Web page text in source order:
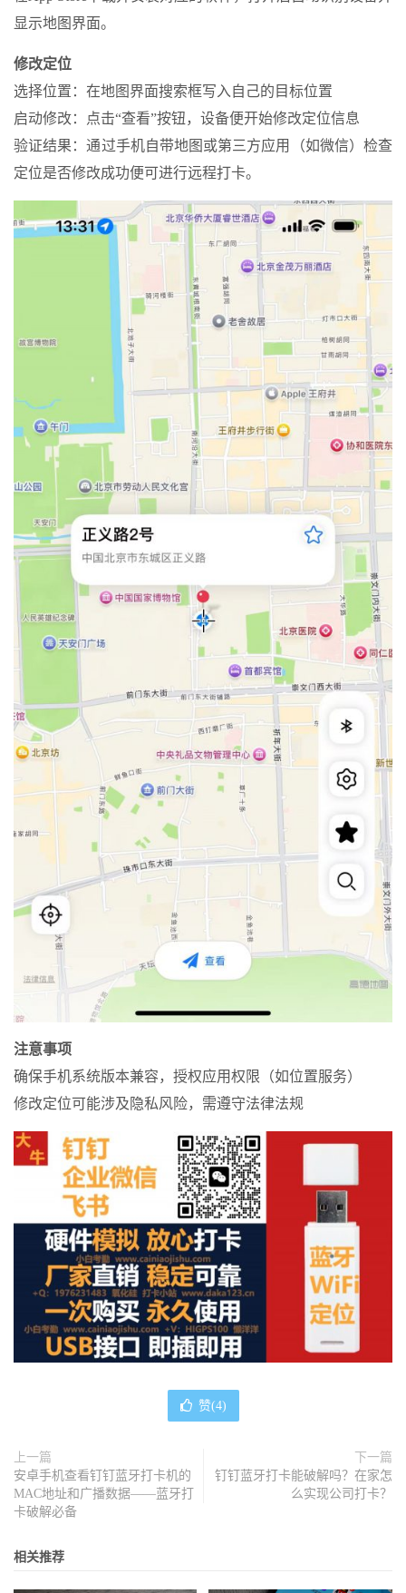
显示地图界面。 ‌‌
修改定位
选择位置‌：在地图界面搜索框写入自己的目标位置
启动修改‌：点击“查看”按钮，设备便开始修改定位信息
验证结果‌：通过手机自带地图或第三方应用（如微信）检查
定位是否修改成功便可进行远程打卡。
注意事项
确保手机系统版本兼容，授权应用权限（如位置服务）
修改定位可能涉及隐私风险，需遵守法律法规 ‌‌
赞(4)
上一篇
安卓手机查看钉钉蓝牙打卡机的
MAC地址和广播数据——蓝牙打
卡破解必备
下一篇
钉钉蓝牙打卡能破解吗？在家怎
么实现公司打卡？
相关推荐